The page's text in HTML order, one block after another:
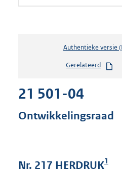
Authentieke versie
Gerelateerd
21 501-04
Ontwikkelingsraad
Nr. 217 HERDRUK1